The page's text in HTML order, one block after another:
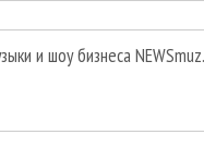
и шоу бизнеса